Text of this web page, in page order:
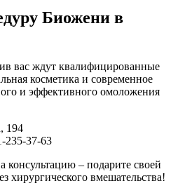
Биожени в
вас ждут квалифицированные
косметика и современное
и эффективного омоложения
194
235-37-63
консультацию – подарите своей
хирургического вмешательства!